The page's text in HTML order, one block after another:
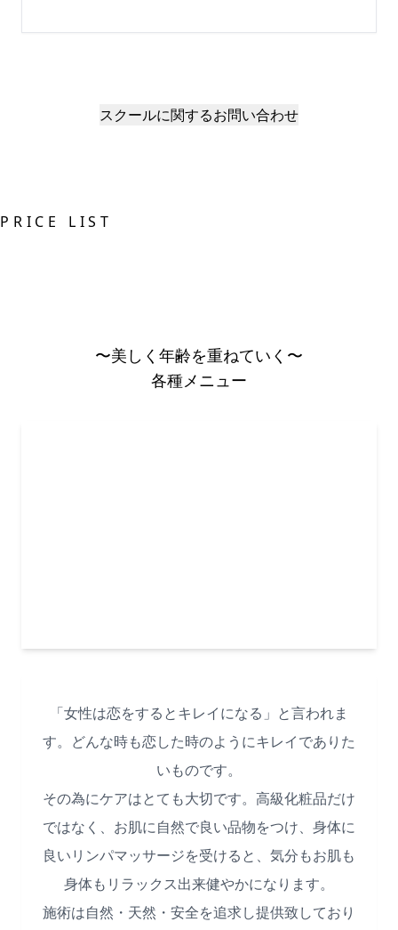
スクールに関するお問い合わせ
PRICE LIST
〜美しく年齢を重ねていく〜
各種メニュー
「女性は恋をするとキレイになる」と言われま
す。どんな時も恋した時のようにキレイでありた
いものです。
その為にケアはとても大切です。高級化粧品だけ
ではなく、お肌に自然で良い品物をつけ、身体に
良いリンパマッサージを受けると、気分もお肌も
身体もリラックス出来健やかになります。
施術は自然・天然・安全を追求し提供致しており